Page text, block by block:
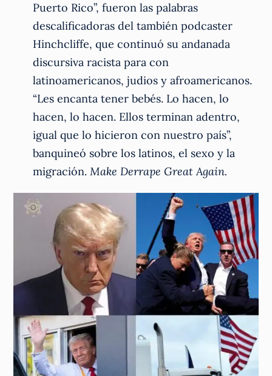
Puerto Rico”, fueron las palabras
descalificadoras del también podcaster
Hinchcliffe, que continuó su andanada
discursiva racista para con
latinoamericanos, judios y afroamericanos.
“Les encanta tener bebés. Lo hacen, lo
hacen, lo hacen. Ellos terminan adentro,
igual que lo hicieron con nuestro país”,
banquineó sobre los latinos, el sexo y la
migración. Make Derrape Great Again.